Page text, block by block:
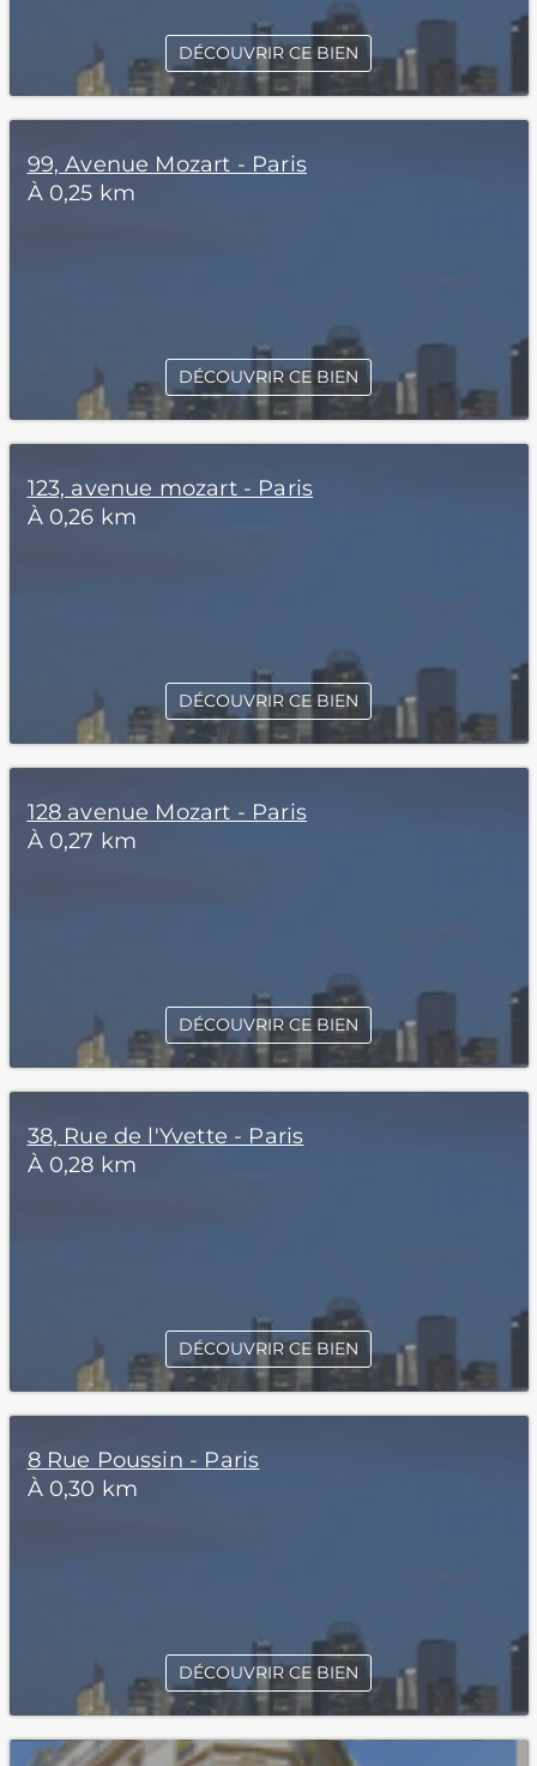
DÉCOUVRIR CE BIEN
99, Avenue Mozart - Paris
À 0,25 km
DÉCOUVRIR CE BIEN
123, avenue mozart - Paris
À 0,26 km
DÉCOUVRIR CE BIEN
128 avenue Mozart - Paris
À 0,27 km
DÉCOUVRIR CE BIEN
38, Rue de l'Yvette - Paris
À 0,28 km
DÉCOUVRIR CE BIEN
8 Rue Poussin - Paris
À 0,30 km
DÉCOUVRIR CE BIEN